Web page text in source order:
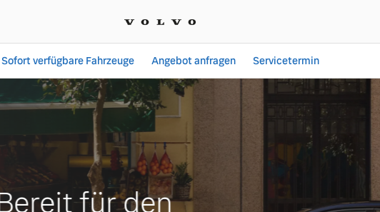
| Auto-Fiegl GmbH
Sofort verfügbare Fahrzeuge Angebot anfragen Servicetermin
für den